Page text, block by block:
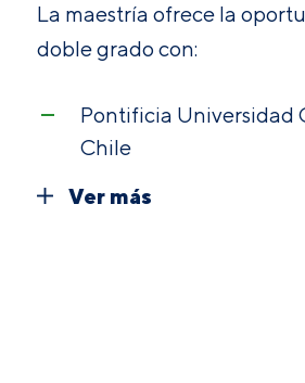
La maestría ofrece la
doble grado con:
Pontificia Universidad
Chile
Ver más